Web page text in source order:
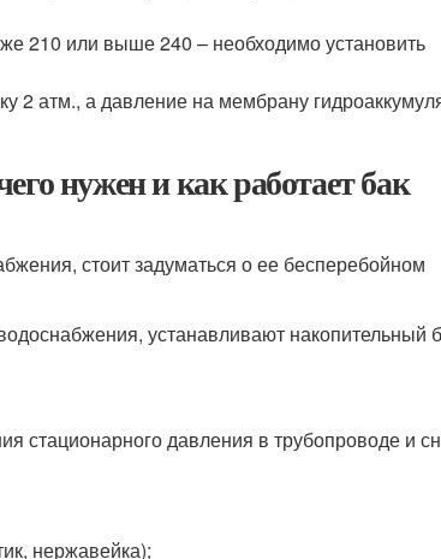
210 или выше 240 – необходимо установить
2 атм., а давление на мембрану
нужен и как работает бак
стоит задуматься о ее бесперебойном
устанавливают накопительный
стационарного давления в трубопроводе и
нержавейка);